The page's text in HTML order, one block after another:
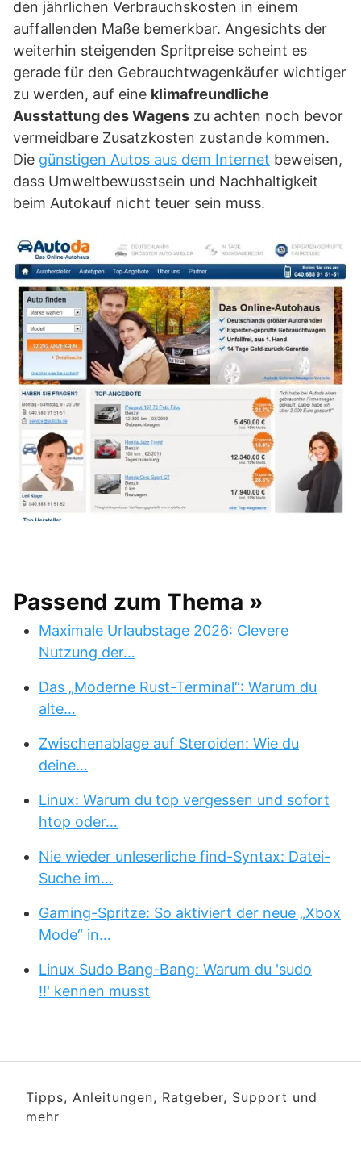
den jährlichen Verbrauchskosten in einem
auffallenden Maße bemerkbar. Angesichts der
weiterhin steigenden Spritpreise scheint es
gerade für den Gebrauchtwagenkäufer wichtiger
zu werden, auf eine klimafreundliche
Ausstattung des Wagens zu achten noch bevor
vermeidbare Zusatzkosten zustande kommen.
Die günstigen Autos aus dem Internet beweisen,
dass Umweltbewusstsein und Nachhaltigkeit
beim Autokauf nicht teuer sein muss.
Passend zum Thema »
Maximale Urlaubstage 2026: Clevere
Nutzung der…
Das „Moderne Rust-Terminal“: Warum du
alte…
Zwischenablage auf Steroiden: Wie du
deine…
Linux: Warum du top vergessen und sofort
htop oder…
Nie wieder unleserliche find-Syntax: Datei-
Suche im…
Gaming-Spritze: So aktiviert der neue „Xbox
Mode“ in…
Linux Sudo Bang-Bang: Warum du 'sudo
!!' kennen musst
Tipps, Anleitungen, Ratgeber, Support und
mehr